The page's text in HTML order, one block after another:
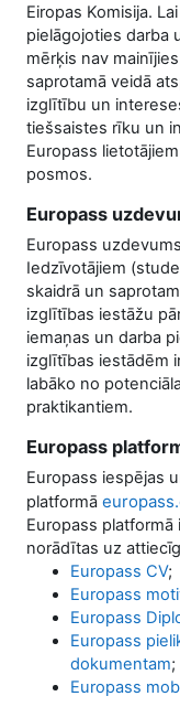
Eiropas Komisija.
pielāgojoties darba
mērķis nav
saprotamā veidā
izglītību un
tiešsaistes rīku un
Europass
posmos.
Europass
Europass
Iedzīvotājiem
skaidrā un
izglītības iestāžu
iemaņas un darba
izglītības iestādēm
labāko no
praktikantiem.
Europass
Europass iespējas
platformā
Europass platformā
norādītas uz
Europass CV;
Europass
Europass
Europass
dokumentam;
Europass